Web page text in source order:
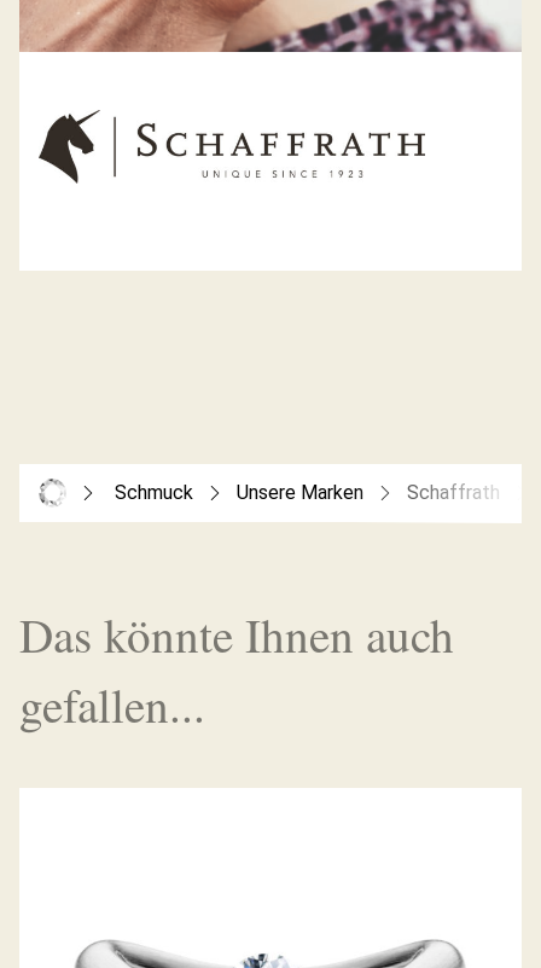
Schmuck Unsere Marken Schaffrath
Das könnte Ihnen auch
gefallen...
2021